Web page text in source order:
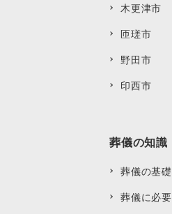
木更津市
匝瑳市
野田市
印西市
葬儀の知識
葬儀の基
葬儀に必